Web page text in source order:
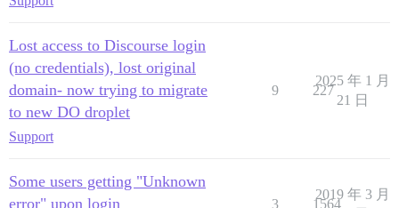
Lost access to Discourse login
(no credentials), lost original
domain- now trying to migrate
to new DO droplet
Support
9 227
2025 年 1 月
21 日
Some users getting "Unknown
error" upon login
3 1564
2019 年 3 月